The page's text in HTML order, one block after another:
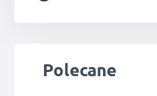
Pomiń galerię produktów
Polecane